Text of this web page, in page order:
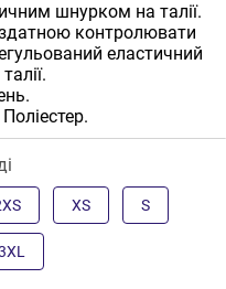
шнурком на талії.
здатною контролювати
еластичний
XS S